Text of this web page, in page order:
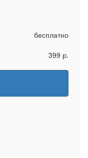
бесплатно
399 р.